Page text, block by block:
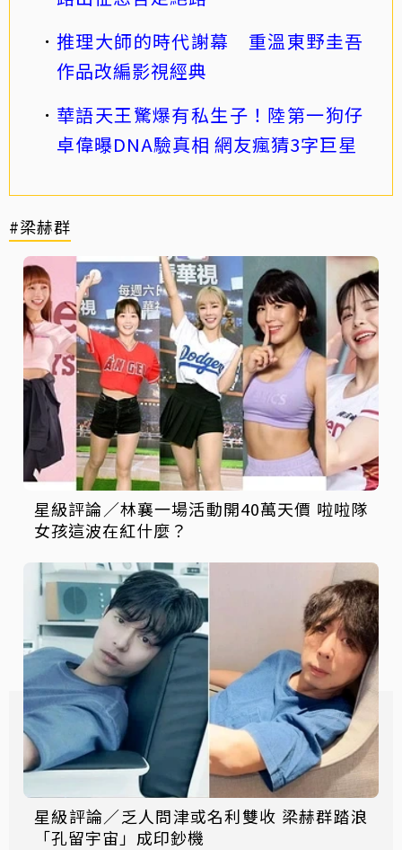
推理大師的時代謝幕 重溫東野圭吾
作品改編影視經典
華語天王驚爆有私生子！陸第一狗仔
卓偉曝DNA驗真相 網友瘋猜3字巨星
#梁赫群
星級評論／林襄一場活動開40萬天價 啦啦隊
女孩這波在紅什麼？
星級評論／乏人問津或名利雙收 梁赫群踏浪
「孔留宇宙」成印鈔機